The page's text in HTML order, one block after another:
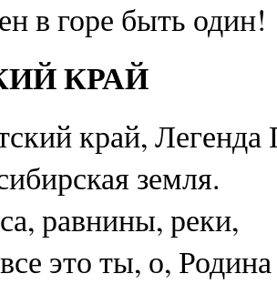
в горе быть один!
КРАЙ
край, Легенда
земля.
равнины, реки,
это ты, о,